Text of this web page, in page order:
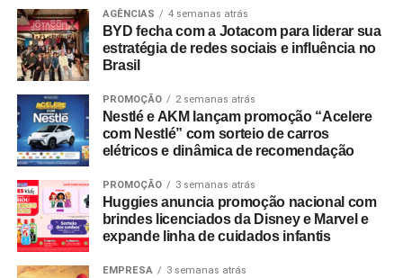
de R$ 3.950,00. As demais atualizações e atrações do
evento serão divulgadas nos canais oficiais do camarote
nos próximos meses.
AGÊNCIAS 4 semanas atrás
BYD fecha com a Jotacom para liderar sua
estratégia de redes sociais e influência no
Brasil
PROMOÇÃO 2 semanas atrás
Nestlé e AKM lançam promoção “Acelere
com Nestlé” com sorteio de carros
elétricos e dinâmica de recomendação
PROMOÇÃO 3 semanas atrás
Huggies anuncia promoção nacional com
brindes licenciados da Disney e Marvel e
expande linha de cuidados infantis
EMPRESA 3 semanas atrás